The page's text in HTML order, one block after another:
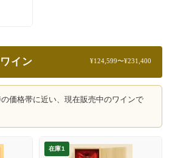
イン ¥124,599〜¥231,400
価格帯に近い、現在販売中のワインで
在庫1